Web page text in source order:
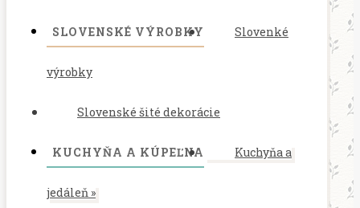
SLOVENSKÉ VÝROBKY Slovenké
výrobky
Slovenské šité dekorácie
KUCHYŇA A KÚPEĽNA Kuchyňa a
jedáleň »